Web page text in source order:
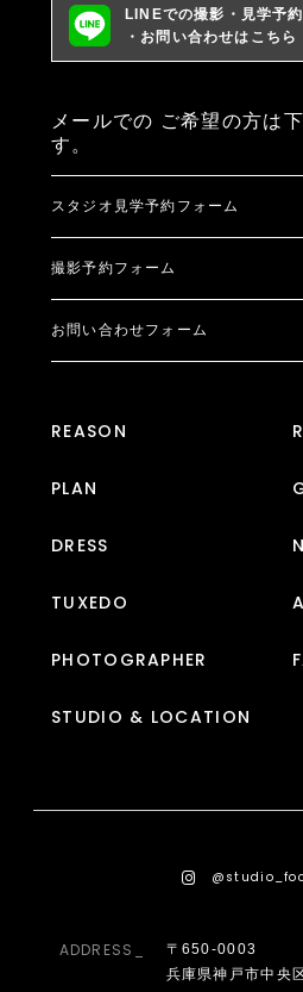
LINEでの撮影・見学予約
・お問い合わせはこちら
メールでの ご希望の方は
す。
スタジオ見学予約フォーム
撮影予約フォーム
お問い合わせフォーム
REASON
PLAN
DRESS
TUXEDO
PHOTOGRAPHER
STUDIO & LOCATION
ADDRESS_
〒650-0003
兵庫県神戸市中央